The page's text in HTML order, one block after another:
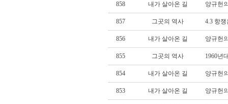
858 내가 살아온 길 양규헌
857 그곳의 역사 4.3 항
856 내가 살아온 길 양규헌
855 그곳의 역사 1960년
854 내가 살아온 길 양규헌
853 내가 살아온 길 양규헌